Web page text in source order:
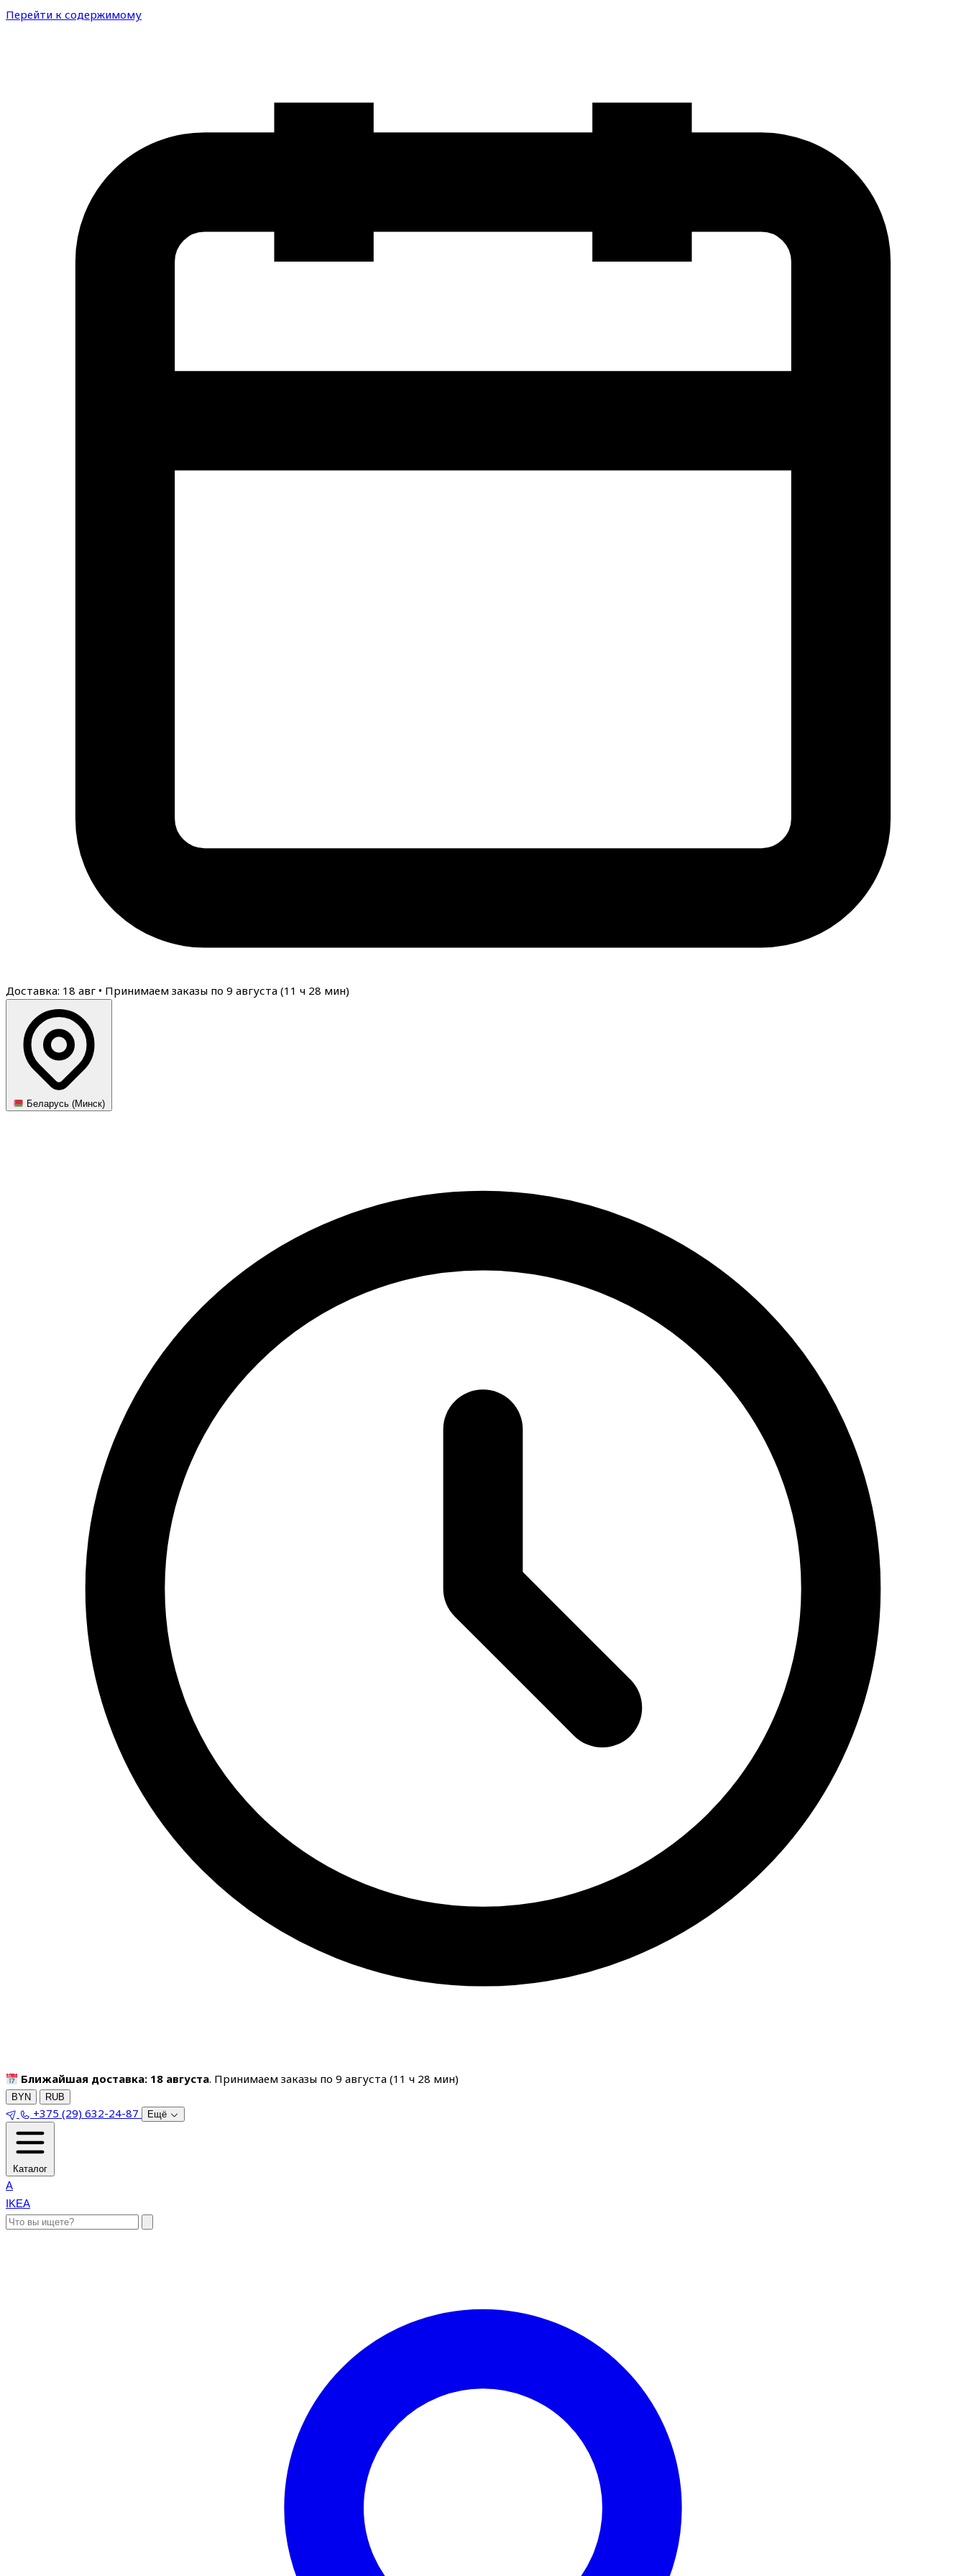
Перейти к содержимому
Доставка: 18 авг • Принимаем заказы по 9 августа (11 ч 28 мин)
Беларусь (Минск)
Ближайшая доставка: 18 августа. Принимаем заказы по 9 августа (11 ч 28 мин)
BYN RUB
+375 (29) 632-24-87 Ещё
Каталог
A
IKEA